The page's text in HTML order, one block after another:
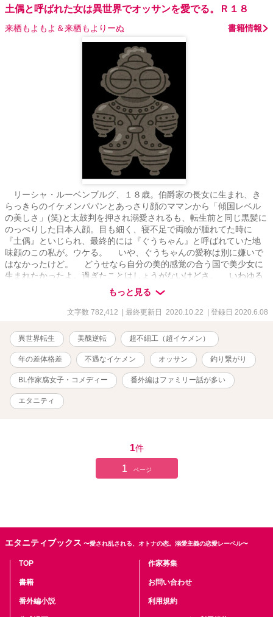
土偶と呼ばれた女は異世界でオッサンを愛でる。Ｒ１８
来栖もよもよ＆来栖もよりーぬ 書籍情報
リーシャ・ルーベンブルグ、１８歳。伯爵家の長女に生まれ、き
らっきらのイケメンパパンとあっさり顔のママンから「傾国レベル
の美しさ」(笑)と太鼓判を押され溺愛されるも、転生前と同じ黒髪に
のっぺりした日本人顔。目も細く、寝不足で両瞼が腫れてた時に
『土偶』といじられ、最終的には『ぐうちゃん』と呼ばれていた地
味顔のこの私が。ウケる。 いや、ぐうちゃんの愛称は別に嫌いで
はなかったけど。 どうせなら自分の美的感覚の合う国で美少女に
生まれたかったよ。過ぎたことはしょうがないけどさ。 いわゆる
美醜が逆転してる世界で自分史上最大のモテ期。 釣り好きなＢＬ
作家の元腐女子伯爵令嬢と、３２歳の不憫系な騎士団隊長との恋物
語。 【本編完結】追加予定のなかったＲ18部分と新婚生活含めた番
っと話が巻き戻っておりますがご了承願います） 本編読んでる方
は34話からどうぞ。読んでない方は１話から読まれた方がキャラが
分かりやすいかと思います。宜しければm(_ _)m ムーンライトとエ
ブリスタにも掲載しております。
もっと見る
文字数 782,412 | 最終更新日 2020.10.22 | 登録日 2020.6.08
異世界転生 美醜逆転 超不細工（超イケメン）
年の差体格差 不遇なイケメン オッサン 釣り繋がり
BL作家腐女子・コメディー 番外編はファミリー話が多い
エタニティ
1件
1 ページ
エタニティブックス 〜愛され乱される、オトナの恋。溺愛主義の恋愛レーベル〜
TOP
書籍
番外編小説
作家募集
お問い合わせ
利用規約